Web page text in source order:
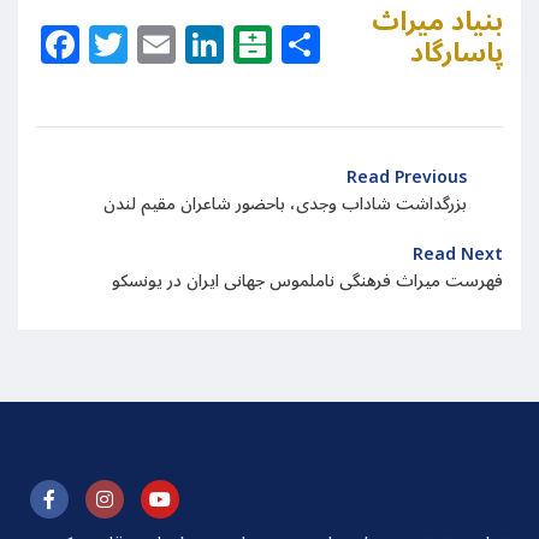
Facebook
Twitter
EmailLinkedIn
Balatarin
Share
بنیاد میراث
پاسارگاد
Read Previous
بزرگداشت شاداب وجدی، باحضور شاعران مقیم لندن
Read Next
فهرست میراث فرهنگی ناملموس جهانی ایران در یونسکو